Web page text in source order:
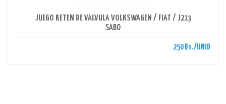
JUEGO RETEN DE VALVULA VOLKSWAGEN / FIAT / J213
SABO
250 Bs./UNID